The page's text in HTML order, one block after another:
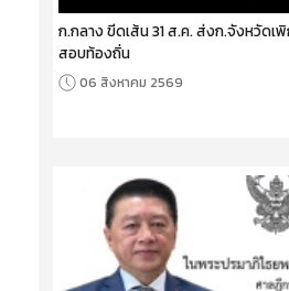
ก.กลาง ขีดเส้น 31 ส.ค. ส่งก.จังหวัดเพิ
สอบท้องถิ่น
06 สิงหาคม 2569